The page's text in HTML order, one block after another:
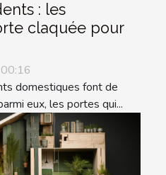
: les
claquée pour
domestiques font de
eux, les portes qui...